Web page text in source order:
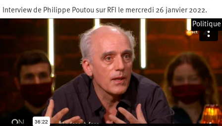
Interview de Philippe Poutou sur RFI le mercredi 26 janvier 2022.
Mercredi 26 janvier 2022
Politique